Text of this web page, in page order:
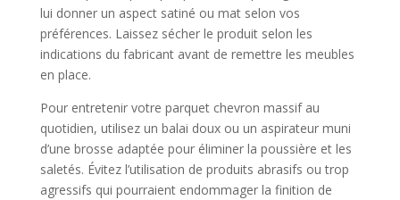
lui donner un aspect satiné ou mat selon vos
préférences. Laissez sécher le produit selon les
indications du fabricant avant de remettre les meubles
en place.
Pour entretenir votre parquet chevron massif au
quotidien, utilisez un balai doux ou un aspirateur muni
d’une brosse adaptée pour éliminer la poussière et les
saletés. Évitez l’utilisation de produits abrasifs ou trop
agressifs qui pourraient endommager la finition de